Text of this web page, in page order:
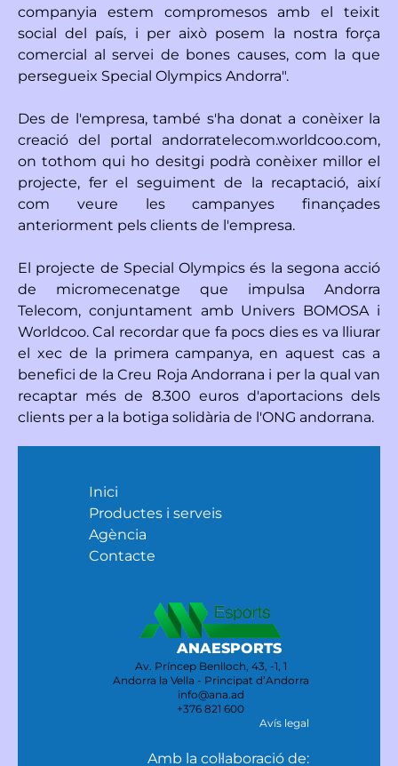
companyia estem compromesos amb el teixit
social del país, i per això posem la nostra força
comercial al servei de bones causes, com la que
persegueix Special Olympics Andorra".
Des de l'empresa, també s'ha donat a conèixer la
creació del portal andorratelecom.worldcoo.com,
on tothom qui ho desitgi podrà conèixer millor el
projecte, fer el seguiment de la recaptació, així
com veure les campanyes finançades
anteriorment pels clients de l'empresa.
El projecte de Special Olympics és la segona acció
de micromecenatge que impulsa Andorra
Telecom, conjuntament amb Univers BOMOSA i
Worldcoo. Cal recordar que fa pocs dies es va lliurar
el xec de la primera campanya, en aquest cas a
benefici de la Creu Roja Andorrana i per la qual van
recaptar més de 8.300 euros d'aportacions dels
clients per a la botiga solidària de l'ONG andorrana.
Inici
Productes i serveis
Agència
Contacte
ANAESPORTS
Av. Príncep Benlloch, 43, -1, 1
Andorra la Vella - Principat d’Andorra
info@ana.ad
+376 821 600
Avís legal
Amb la col·laboració de: